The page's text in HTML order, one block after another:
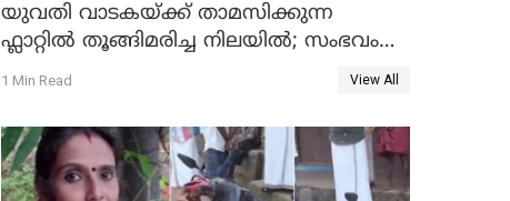
യുവതി വാടകയ്ക്ക് താമസിക്കുന്ന
ഫ്ലാറ്റില്‍ തൂങ്ങിമരിച്ച നിലയില്‍; സംഭവം
കൈതപ്പൊയിലില്‍
1 Min Read View All